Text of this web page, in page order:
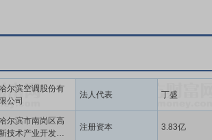
尔滨空调股份有
限公司
法人代表 丁盛
尔滨市南岗区高
新技术产业开发区
注册资本 3.83亿